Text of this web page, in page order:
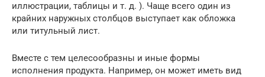
иллюстрации, таблицы и т. д. ). Чаще всего один из
крайних наружных столбцов выступает как обложка
или титульный лист.
Вместе с тем целесообразны и иные формы
исполнения продукта. Например, он может иметь вид